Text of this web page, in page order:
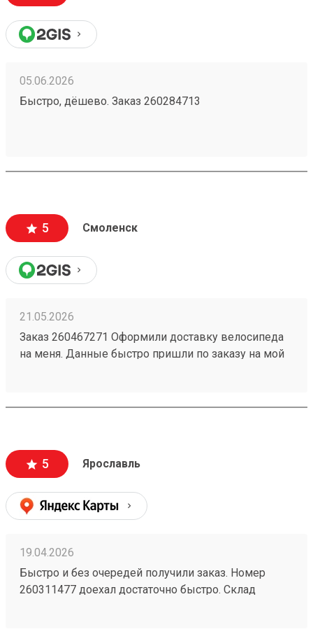
05.06.2026
Быстро, дёшево. Заказ 260284713
5 Смоленск
21.05.2026
Заказ 260467271 Оформили доставку велосипеда
на меня. Данные быстро пришли по заказу на мой
доставки и из чего. Даже есть телеграмм бот, что
поддержку, моментально ответили, менеджер
отредактировала заказ и все. Все супер
5 Ярославль
19.04.2026
Быстро и без очередей получили заказ. Номер
260311477 доехал достаточно быстро. Склад